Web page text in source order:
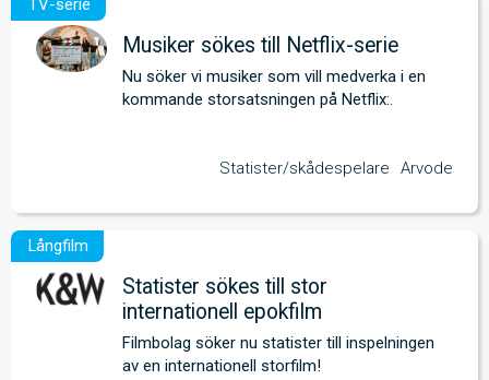
Musiker sökes till Netflix-serie
Nu söker vi musiker som vill medverka i en
kommande storsatsningen på Netflix:.
Statister/skådespelare Arvode
Statister sökes till stor
internationell epokfilm
Filmbolag söker nu statister till inspelningen
av en internationell storfilm!